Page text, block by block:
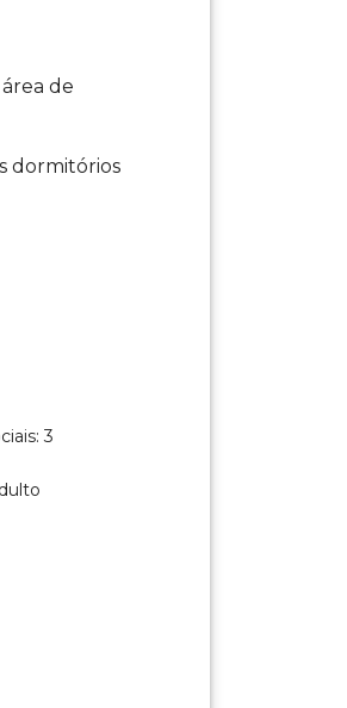
de
dormitórios
3